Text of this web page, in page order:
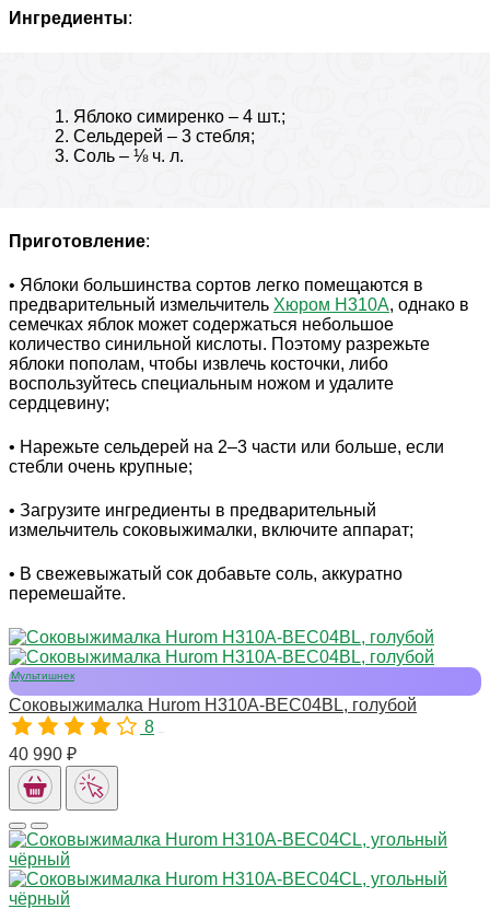
Ингредиенты:
Яблоко симиренко – 4 шт.;
Сельдерей – 3 стебля;
Соль – ⅛ ч. л.
Приготовление:
• Яблоки большинства сортов легко помещаются в
предварительный измельчитель Хюром H310А, однако в
семечках яблок может содержаться небольшое
количество синильной кислоты. Поэтому разрежьте
яблоки пополам, чтобы извлечь косточки, либо
воспользуйтесь специальным ножом и удалите
сердцевину;
• Нарежьте сельдерей на 2–3 части или больше, если
стебли очень крупные;
• Загрузите ингредиенты в предварительный
измельчитель соковыжималки, включите аппарат;
• В свежевыжатый сок добавьте соль, аккуратно
перемешайте.
Мультишнек
Соковыжималка Hurom H310A-BEC04BL, голубой
8
40 990 ₽